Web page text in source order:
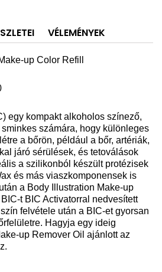
VÉLEMÉNYEK
up Color Refill
egy kompakt alkoholos színező,
számára, hogy különleges
a bőrön, például a bőr, artériák,
járó sérülések, és tetoválások
a szilikonból készült protézisek
és más viaszkomponensek is
a Body Illustration Make-up
t BIC Activatorral nedvesített
felvétele után a BIC-et gyorsan
Hagyja egy ideig
up Remover Oil ajánlott az